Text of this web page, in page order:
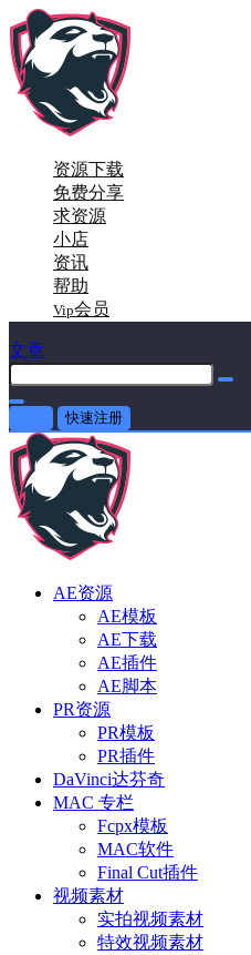
资源下载
免费分享
求资源
小店
资讯
帮助
Vip会员
文章
快速注册
AE资源
AE模板
AE下载
AE插件
AE脚本
PR资源
PR模板
PR插件
DaVinci达芬奇
MAC 专栏
Fcpx模板
MAC软件
Final Cut插件
视频素材
实拍视频素材
特效视频素材